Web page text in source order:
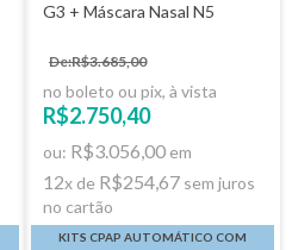
G3 + Máscara Nasal N5
De:R$3.685,00
no boleto ou pix, à vista
R$2.750,40
ou: R$3.056,00 em
12x de R$254,67 sem juros
no cartão
KITS CPAP AUTOMÁTICO COM